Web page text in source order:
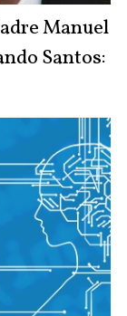
Manuel
Santos: